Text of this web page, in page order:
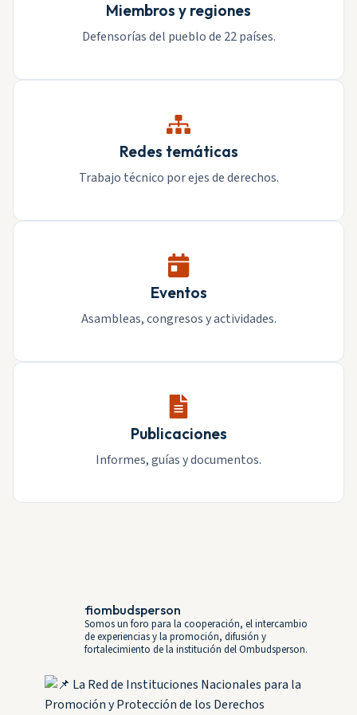
Miembros y regiones
Defensorías del pueblo de 22 países.
Redes temáticas
Trabajo técnico por ejes de derechos.
Eventos
Asambleas, congresos y actividades.
Publicaciones
Informes, guías y documentos.
fiombudsperson
Somos un foro para la cooperación, el intercambio
de experiencias y la promoción, difusión y
fortalecimiento de la institución del Ombudsperson.